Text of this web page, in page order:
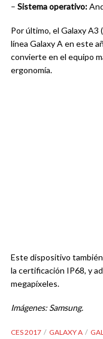
– Sistema operativo:
Por último, el Galaxy A3
línea Galaxy A en este
convierte en el equipo
ergonomía.
Este dispositivo
la certificación IP68, y
megapíxeles.
Imágenes: Samsung.
CES 2017 GALAXY A